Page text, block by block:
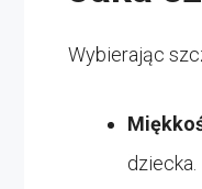
Wybierając
dziecka.